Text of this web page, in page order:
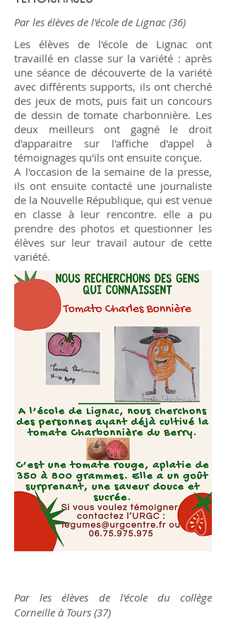
Par les élèves de l'école de Lignac (36)
Les élèves de l'école de Lignac ont
travaillé en classe sur la variété : après
une séance de découverte de la variété
avec différents supports, ils ont cherché
des jeux de mots, puis fait un concours
de dessin de tomate charbonnière. Les
deux meilleurs ont gagné le droit
d'apparaitre sur l'affiche d'appel à
témoignages qu'ils ont ensuite conçue.
A l'occasion de la semaine de la presse,
ils ont ensuite contacté une journaliste
de la Nouvelle République, qui est venue
en classe à leur rencontre. elle a pu
prendre des photos et questionner les
élèves sur leur travail autour de cette
variété.
Par les élèves de l'école du collège
Corneille à Tours (37)